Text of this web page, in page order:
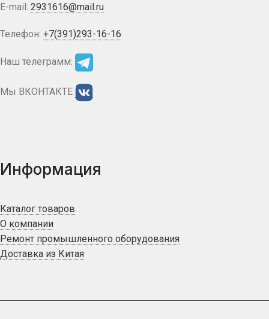
E-mail: 2931616@mail.ru
Телефон: +7(391)293-16-16
Наш телеграмм:
Мы ВКОНТАКТЕ
Информация
Каталог товаров
О компании
Ремонт промышленного оборудования
Доставка из Китая